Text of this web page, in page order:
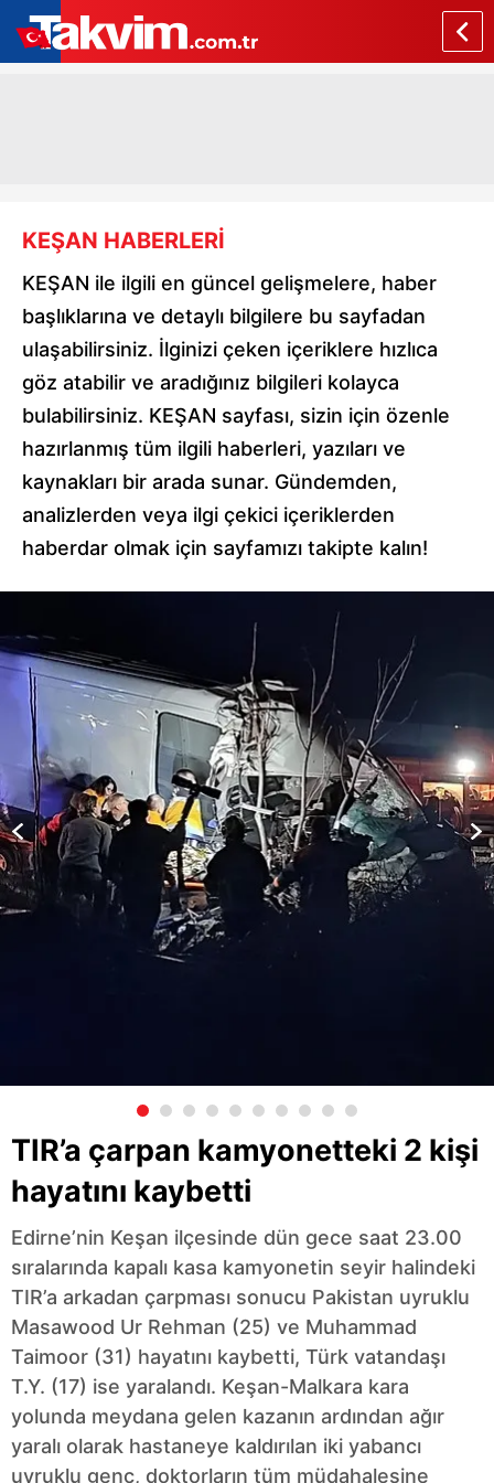
KEŞAN HABERLERİ
KEŞAN ile ilgili en güncel gelişmelere, haber
başlıklarına ve detaylı bilgilere bu sayfadan
ulaşabilirsiniz. İlginizi çeken içeriklere hızlıca
göz atabilir ve aradığınız bilgileri kolayca
bulabilirsiniz. KEŞAN sayfası, sizin için özenle
hazırlanmış tüm ilgili haberleri, yazıları ve
kaynakları bir arada sunar. Gündemden,
analizlerden veya ilgi çekici içeriklerden
haberdar olmak için sayfamızı takipte kalın!
TIR’a çarpan kamyonetteki 2 kişi
hayatını kaybetti
Edirne’nin Keşan ilçesinde dün gece saat 23.00
sıralarında kapalı kasa kamyonetin seyir halindeki
TIR’a arkadan çarpması sonucu Pakistan uyruklu
Masawood Ur Rehman (25) ve Muhammad
Taimoor (31) hayatını kaybetti, Türk vatandaşı
T.Y. (17) ise yaralandı. Keşan-Malkara kara
yolunda meydana gelen kazanın ardından ağır
yaralı olarak hastaneye kaldırılan iki yabancı
uyruklu genç, doktorların tüm müdahalesine